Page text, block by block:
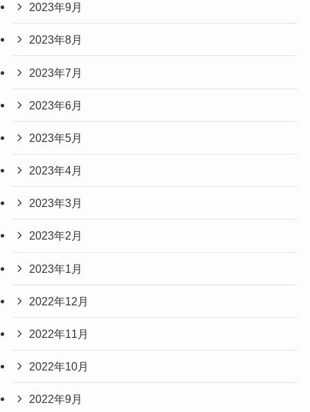
2023年9月
2023年8月
2023年7月
2023年6月
2023年5月
2023年4月
2023年3月
2023年2月
2023年1月
2022年12月
2022年11月
2022年10月
2022年9月